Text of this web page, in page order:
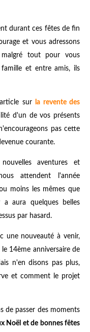
durant ces fêtes de fin
et vous adressons
tout pour vous
et entre amis, ils
sur
la revente des
d'un de vos présents
pas cette
courante.
aventures et
attendent l'année
moins les mêmes que
aura quelques belles
par hasard.
une nouveauté à venir,
14ème anniversaire de
n'en disons pas plus,
et comment le projet
de passer des moments
Noël et de bonnes fêtes